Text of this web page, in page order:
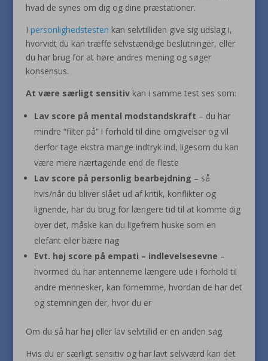
hvad de synes om dig og dine præstationer.
I personlighedstesten kan selvtilliden give sig udslag i,
hvorvidt du kan træffe selvstændige beslutninger, eller
du har brug for at høre andres mening og søger
konsensus.
At være særligt sensitivkan i samme test ses som:
Lav score på mental modstandskraft – du har
mindre “filter på” i forhold til dine omgivelser og vil
derfor tage ekstra mange indtryk ind, ligesom du kan
være mere nærtagende end de fleste
Lav score på personlig bearbejdning – så
hvis/når du bliver slået ud af kritik, konflikter og
lignende, har du brug for længere tid til at komme dig
over det, måske kan du ligefrem huske som en
elefant eller bære nag
Evt. høj score på empati – indlevelsesevne –
hvormed du har antennerne længere ude i forhold til
andre mennesker, kan fornemme, hvordan de har det
og stemningen der, hvor du er
Om du så har høj eller lav selvtillid er en anden sag.
Hvis du er særligt sensitiv og har lavt selvværd kan det